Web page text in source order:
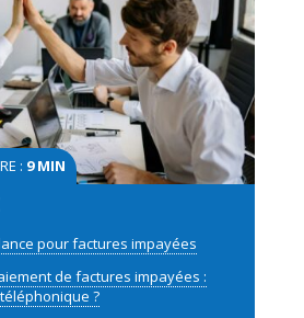
: 9 MIN
pour factures impayées
de factures impayées :
?